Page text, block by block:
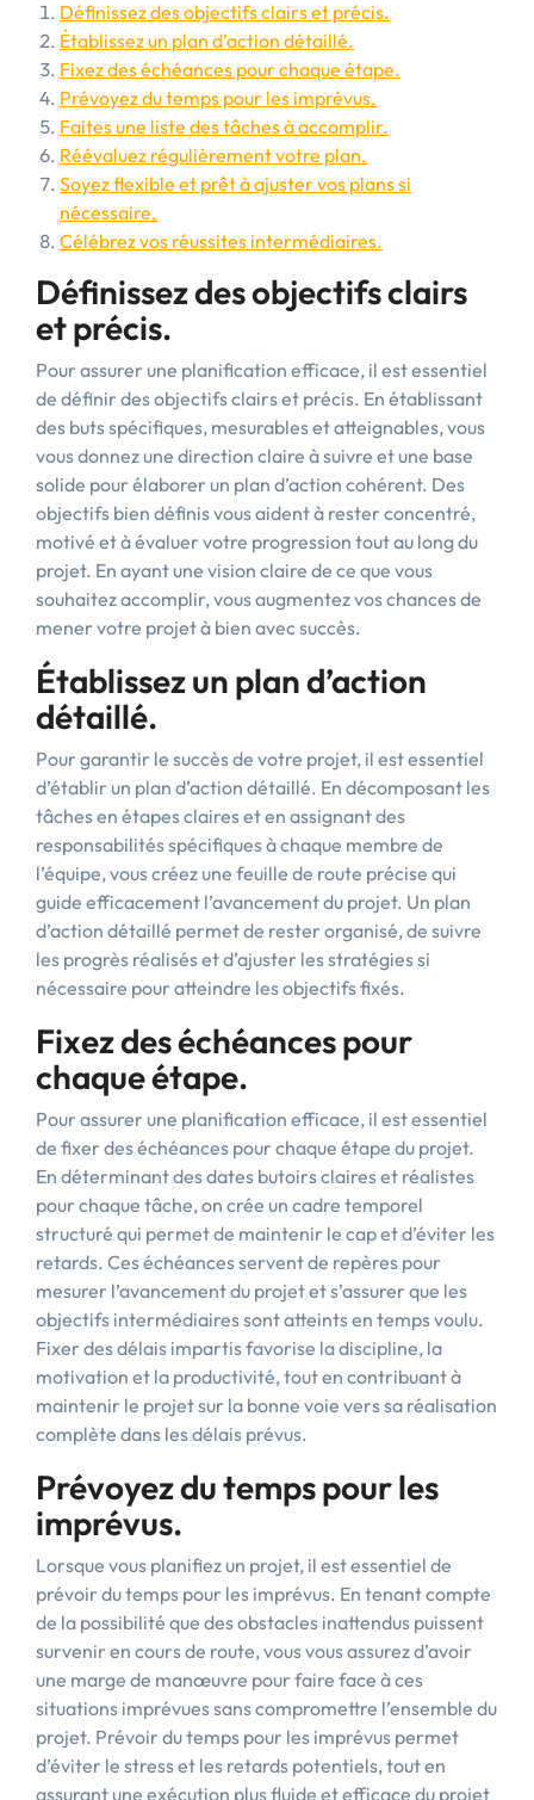
Définissez des objectifs clairs et précis.
Établissez un plan d’action détaillé.
Fixez des échéances pour chaque étape.
Prévoyez du temps pour les imprévus.
Faites une liste des tâches à accomplir.
Réévaluez régulièrement votre plan.
Soyez flexible et prêt à ajuster vos plans si
nécessaire.
Célébrez vos réussites intermédiaires.
Définissez des objectifs clairs
et précis.
Pour assurer une planification efficace, il est essentiel
de définir des objectifs clairs et précis. En établissant
des buts spécifiques, mesurables et atteignables, vous
vous donnez une direction claire à suivre et une base
solide pour élaborer un plan d’action cohérent. Des
objectifs bien définis vous aident à rester concentré,
motivé et à évaluer votre progression tout au long du
projet. En ayant une vision claire de ce que vous
souhaitez accomplir, vous augmentez vos chances de
mener votre projet à bien avec succès.
Établissez un plan d’action
détaillé.
Pour garantir le succès de votre projet, il est essentiel
d’établir un plan d’action détaillé. En décomposant les
tâches en étapes claires et en assignant des
responsabilités spécifiques à chaque membre de
l’équipe, vous créez une feuille de route précise qui
guide efficacement l’avancement du projet. Un plan
d’action détaillé permet de rester organisé, de suivre
les progrès réalisés et d’ajuster les stratégies si
nécessaire pour atteindre les objectifs fixés.
Fixez des échéances pour
chaque étape.
Pour assurer une planification efficace, il est essentiel
de fixer des échéances pour chaque étape du projet.
En déterminant des dates butoirs claires et réalistes
pour chaque tâche, on crée un cadre temporel
structuré qui permet de maintenir le cap et d’éviter les
retards. Ces échéances servent de repères pour
mesurer l’avancement du projet et s’assurer que les
objectifs intermédiaires sont atteints en temps voulu.
Fixer des délais impartis favorise la discipline, la
motivation et la productivité, tout en contribuant à
maintenir le projet sur la bonne voie vers sa réalisation
complète dans les délais prévus.
Prévoyez du temps pour les
imprévus.
Lorsque vous planifiez un projet, il est essentiel de
prévoir du temps pour les imprévus. En tenant compte
de la possibilité que des obstacles inattendus puissent
survenir en cours de route, vous vous assurez d’avoir
une marge de manœuvre pour faire face à ces
situations imprévues sans compromettre l’ensemble du
projet. Prévoir du temps pour les imprévus permet
d’éviter le stress et les retards potentiels, tout en
assurant une exécution plus fluide et efficace du projet